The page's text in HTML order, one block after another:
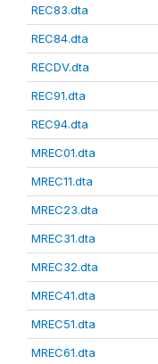
REC83.dta
REC84.dta
RECDV.dta
REC91.dta
REC94.dta
MREC01.dta
MREC11.dta
MREC23.dta
MREC31.dta
MREC32.dta
MREC41.dta
MREC51.dta
MREC61.dta